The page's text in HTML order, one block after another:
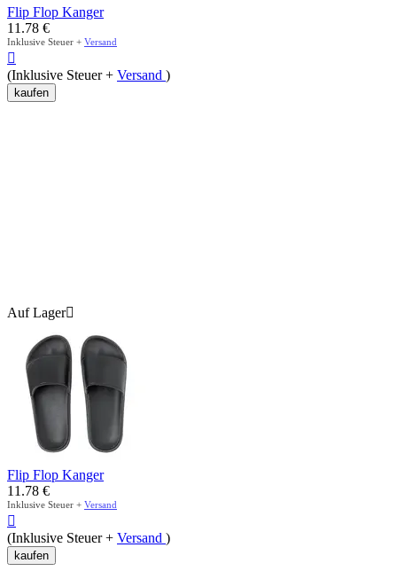
Flip Flop Kanger
11.78 €
Inklusive Steuer + Versand

(Inklusive Steuer + Versand )
kaufen
Auf Lager
Flip Flop Kanger
11.78 €
Inklusive Steuer + Versand

(Inklusive Steuer + Versand )
kaufen